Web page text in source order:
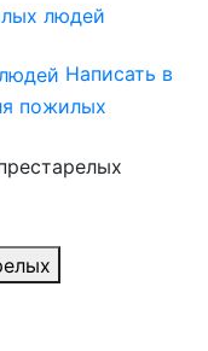
Написать в